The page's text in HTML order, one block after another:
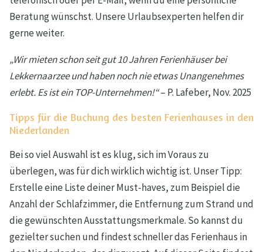
Beratung wünschst. Unsere Urlaubsexperten helfen dir
gerne weiter.
„Wir mieten schon seit gut 10 Jahren Ferienhäuser bei
Lekkernaarzee und haben noch nie etwas Unangenehmes
erlebt. Es ist ein TOP-Unternehmen!“– P. Lafeber, Nov. 2025
Tipps für die Buchung des besten Ferienhauses in den
Niederlanden
Bei so viel Auswahl ist es klug, sich im Voraus zu
überlegen, was für dich wirklich wichtig ist. Unser Tipp:
Erstelle eine Liste deiner Must-haves, zum Beispiel die
Anzahl der Schlafzimmer, die Entfernung zum Strand und
die gewünschten Ausstattungsmerkmale. So kannst du
gezielter suchen und findest schneller das Ferienhaus in